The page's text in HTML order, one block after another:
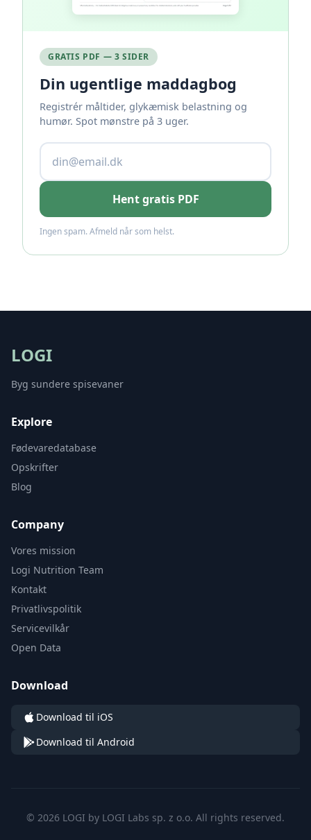
GRATIS PDF — 3 SIDER
Din ugentlige maddagbog
Registrér måltider, glykæmisk belastning og
humør. Spot mønstre på 3 uger.
Hent gratis PDF
Ingen spam. Afmeld når som helst.
LOGI
Byg sundere spisevaner
Explore
Fødevaredatabase
Opskrifter
Blog
Company
Vores mission
Logi Nutrition Team
Kontakt
Privatlivspolitik
Servicevilkår
Open Data
Download
Download til iOS
Download til Android
© 2026 LOGI by LOGI Labs sp. z o.o. All rights reserved.